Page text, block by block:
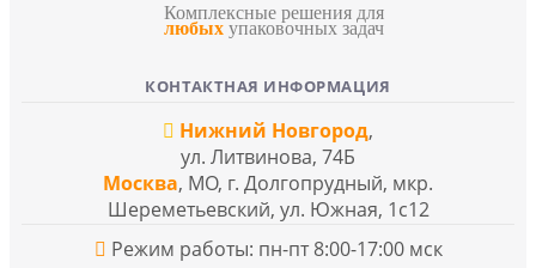
Комплексные решения для
любых упаковочных задач
КОНТАКТНАЯ ИНФОРМАЦИЯ
Нижний Новгород,
ул. Литвинова, 74Б
Москва, МО, г. Долгопрудный, мкр.
Шереметьевский, ул. Южная, 1с12
Режим работы: пн-пт 8:00-17:00 мск